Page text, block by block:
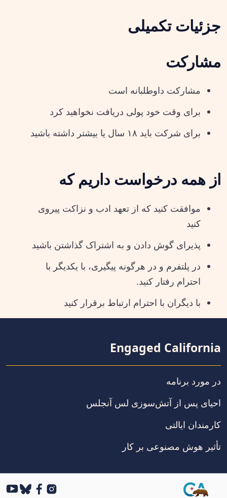
جزئیات تکمیلی
مشارکت
مشارکت داوطلبانه است
برای وقت خود پولی دریافت نخواهید کرد
برای شرکت باید ۱۸ سال یا بیشتر داشته باشید
از همه درخواست داریم که
موافقت کنید که از تعهد ادب و نزاکت پیروی
کنید
پذیرای گوش دادن و به اشتراک گذاشتن باشید
در پلتفرم و در هرگونه پیگیری، با یکدیگر با
احترام رفتار کنید.
با دیگران با احترام ارتباط برقرار کنید
Engaged California
در مورد برنامه
احیای پس از آتش‌سوزی لس آنجلس
کارمندان ایالتی
تأثیر هوش مصنوعی بر کار
CA.gov
Instagram
Facebook